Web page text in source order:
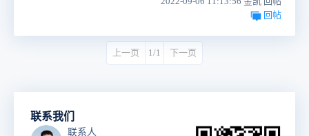
回帖
上一页 1/1 下一页
联系我们
联系人